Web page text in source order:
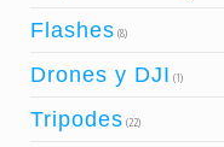
Flashes (8)
Drones y DJI (1)
Tripodes (22)